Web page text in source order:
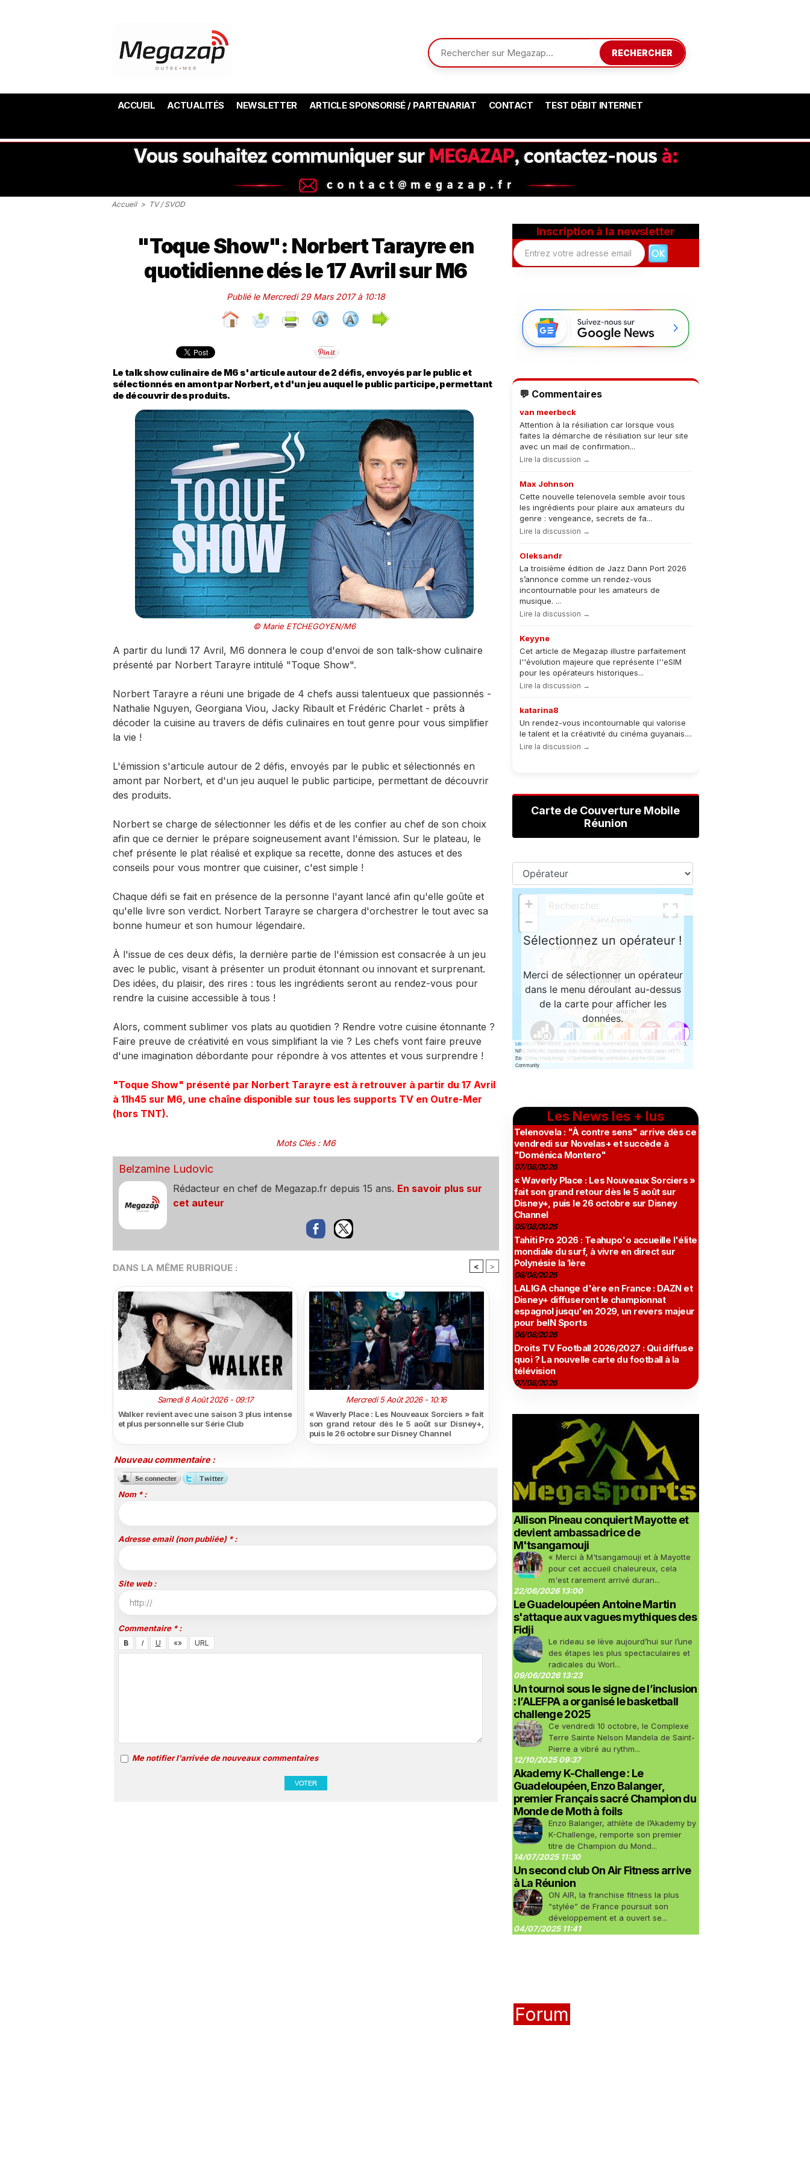
RECHERCHER
ACCUEIL ACTUALITÉS NEWSLETTER ARTICLE SPONSORISÉ / PARTENARIAT CONTACT TEST DÉBIT INTERNET
Accueil > TV / SVOD
"Toque Show": Norbert Tarayre en
quotidienne dés le 17 Avril sur M6
Publié le Mercredi 29 Mars 2017 à 10:18
Le talk show culinaire de M6 s'articule autour de 2 défis, envoyés par le public et
sélectionnés en amont par Norbert, et d'un jeu auquel le public participe, permettant
de découvrir des produits.
© Marie ETCHEGOYEN/M6
A partir du lundi 17 Avril, M6 donnera le coup d'envoi de son talk-show culinaire
présenté par Norbert Tarayre intitulé "Toque Show".
Norbert Tarayre a réuni une brigade de 4 chefs aussi talentueux que passionnés -
Nathalie Nguyen, Georgiana Viou, Jacky Ribault et Frédéric Charlet - prêts à
décoder la cuisine au travers de défis culinaires en tout genre pour vous simplifier
la vie !
L'émission s'articule autour de 2 défis, envoyés par le public et sélectionnés en
amont par Norbert, et d'un jeu auquel le public participe, permettant de découvrir
des produits.
Norbert se charge de sélectionner les défis et de les confier au chef de son choix
afin que ce dernier le prépare soigneusement avant l'émission. Sur le plateau, le
chef présente le plat réalisé et explique sa recette, donne des astuces et des
conseils pour vous montrer que cuisiner, c'est simple !
Chaque défi se fait en présence de la personne l'ayant lancé afin qu'elle goûte et
qu'elle livre son verdict. Norbert Tarayre se chargera d'orchestrer le tout avec sa
bonne humeur et son humour légendaire.
À l'issue de ces deux défis, la dernière partie de l'émission est consacrée à un jeu
avec le public, visant à présenter un produit étonnant ou innovant et surprenant.
Des idées, du plaisir, des rires : tous les ingrédients seront au rendez-vous pour
rendre la cuisine accessible à tous !
Alors, comment sublimer vos plats au quotidien ? Rendre votre cuisine étonnante ?
Faire preuve de créativité en vous simplifiant la vie ? Les chefs vont faire preuve
d'une imagination débordante pour répondre à vos attentes et vous surprendre !
​"Toque Show" présenté par Norbert Tarayre est à retrouver à partir du 17 Avril
à 11h45 sur M6, une chaîne disponible sur tous les supports TV en Outre-Mer
(hors TNT).
Mots Clés: M6
Belzamine Ludovic
Rédacteur en chef de Megazap.fr depuis 15 ans. En savoir plus sur
cet auteur
DANS LA MÊME RUBRIQUE : < >
Samedi 8 Août 2026 - 09:17
Walker revient avec une saison 3 plus intense
et plus personnelle sur Série Club
Mercredi 5 Août 2026 - 10:16
« Waverly Place : Les Nouveaux Sorciers » fait
son grand retour dès le 5 août sur Disney+,
puis le 26 octobre sur Disney Channel
Nouveau commentaire :
Nom * :
Adresse email (non publiée) * :
Site web :
Commentaire * :
Me notifier l'arrivée de nouveaux commentaires
Inscription à la newsletter
💬 Commentaires
van meerbeck
Attention à la résiliation car lorsque vous
faites la démarche de résiliation sur leur site
avec un mail de confirmation...
Lire la discussion →
Max Johnson
Cette nouvelle telenovela semble avoir tous
les ingrédients pour plaire aux amateurs du
genre : vengeance, secrets de fa...
Lire la discussion →
Oleksandr
La troisième édition de Jazz Dann Port 2026
s’annonce comme un rendez-vous
incontournable pour les amateurs de
musique. ...
Lire la discussion →
Keyyne
Cet article de Megazap illustre parfaitement
l''évolution majeure que représente l''eSIM
pour les opérateurs historiques...
Lire la discussion →
katarina8
Un rendez-vous incontournable qui valorise
le talent et la créativité du cinéma guyanais....
Lire la discussion →
Carte de Couverture Mobile
Réunion
Les News les + lus
Telenovela : "À contre sens" arrive dès ce
vendredi sur Novelas+ et succède à
"Doménica Montero"
07/08/2026
« Waverly Place : Les Nouveaux Sorciers »
fait son grand retour dès le 5 août sur
Disney+, puis le 26 octobre sur Disney
Channel
05/08/2026
Tahiti Pro 2026 : Teahupo'o accueille l'élite
mondiale du surf, à vivre en direct sur
Polynésie la 1ère
08/08/2026
LALIGA change d'ère en France : DAZN et
Disney+ diffuseront le championnat
espagnol jusqu'en 2029, un revers majeur
pour beIN Sports
06/08/2026
Droits TV Football 2026/2027 : Qui diffuse
quoi ? La nouvelle carte du football à la
télévision
07/08/2026
Allison Pineau conquiert Mayotte et
devient ambassadrice de
M'tsangamouji
« Merci à M'tsangamouji et à Mayotte
pour cet accueil chaleureux, cela
m'est rarement arrivé duran...
22/06/2026 13:00
Le Guadeloupéen Antoine Martin
s'attaque aux vagues mythiques des
Fidji
Le rideau se lève aujourd’hui sur l’une
des étapes les plus spectaculaires et
radicales du Worl...
09/06/2026 13:23
Un tournoi sous le signe de l’inclusion
: l’ALEFPA a organisé le basketball
challenge 2025
Ce vendredi 10 octobre, le Complexe
Terre Sainte Nelson Mandela de Saint-
Pierre a vibré au rythm...
12/10/2025 09:37
Akademy K-Challenge : Le
Guadeloupéen, Enzo Balanger,
premier Français sacré Champion du
Monde de Moth à foils
Enzo Balanger, athlète de l’Akademy by
K-Challenge, remporte son premier
titre de Champion du Mond...
14/07/2025 11:30
Un second club On Air Fitness arrive
à La Réunion
ON AIR, la franchise fitness la plus
“stylée” de France poursuit son
développement et a ouvert se...
04/07/2025 11:41
Forum